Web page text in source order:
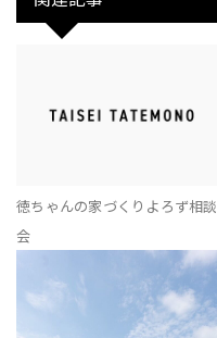
徳ちゃんの家づくりよろず相談
会